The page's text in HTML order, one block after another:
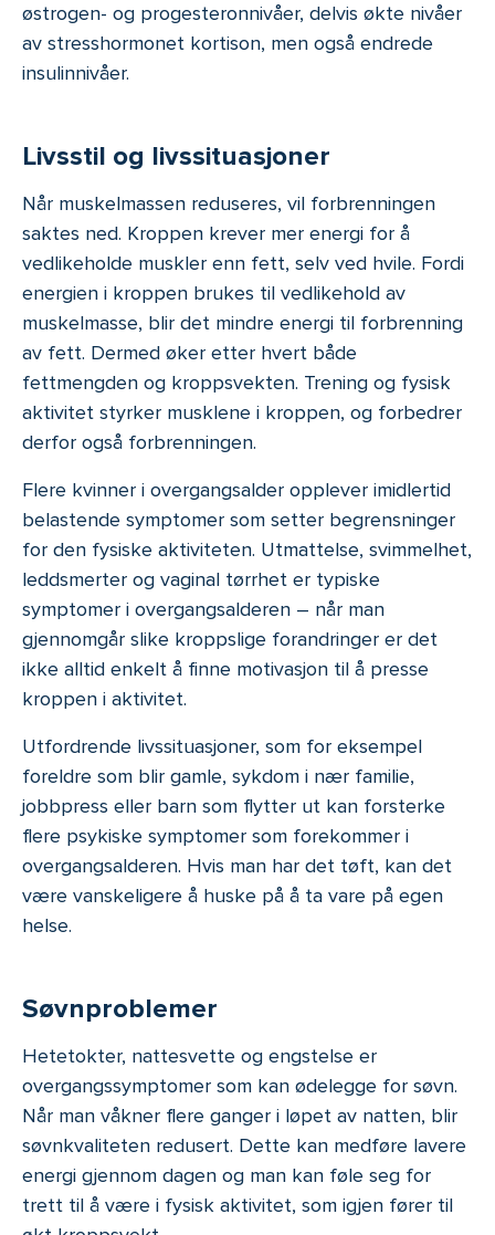
østrogen- og progesteronnivåer, delvis økte nivåer
av stresshormonet kortison, men også endrede
insulinnivåer.
Livsstil og livssituasjoner
Når muskelmassen reduseres, vil forbrenningen
saktes ned. Kroppen krever mer energi for å
vedlikeholde muskler enn fett, selv ved hvile. Fordi
energien i kroppen brukes til vedlikehold av
muskelmasse, blir det mindre energi til forbrenning
av fett. Dermed øker etter hvert både
fettmengden og kroppsvekten. Trening og fysisk
aktivitet styrker musklene i kroppen, og forbedrer
derfor også forbrenningen.
Flere kvinner i overgangsalder opplever imidlertid
belastende symptomer som setter begrensninger
for den fysiske aktiviteten. Utmattelse, svimmelhet,
leddsmerter og vaginal tørrhet er typiske
symptomer i overgangsalderen – når man
gjennomgår slike kroppslige forandringer er det
ikke alltid enkelt å finne motivasjon til å presse
kroppen i aktivitet.
Utfordrende livssituasjoner, som for eksempel
foreldre som blir gamle, sykdom i nær familie,
jobbpress eller barn som flytter ut kan forsterke
flere psykiske symptomer som forekommer i
overgangsalderen. Hvis man har det tøft, kan det
være vanskeligere å huske på å ta vare på egen
helse.
Søvnproblemer
Hetetokter, nattesvette og engstelse er
overgangssymptomer som kan ødelegge for søvn.
Når man våkner flere ganger i løpet av natten, blir
søvnkvaliteten redusert. Dette kan medføre lavere
energi gjennom dagen og man kan føle seg for
trett til å være i fysisk aktivitet, som igjen fører til